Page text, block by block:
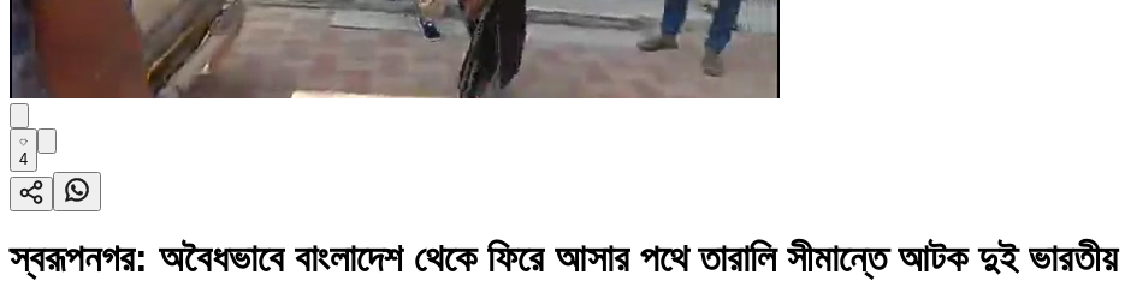
4
স্বরূপনগর: অবৈধভাবে বাংলাদেশ থেকে ফিরে আসার পথে তারালি সীমান্তে আটক দুই ভারতীয়